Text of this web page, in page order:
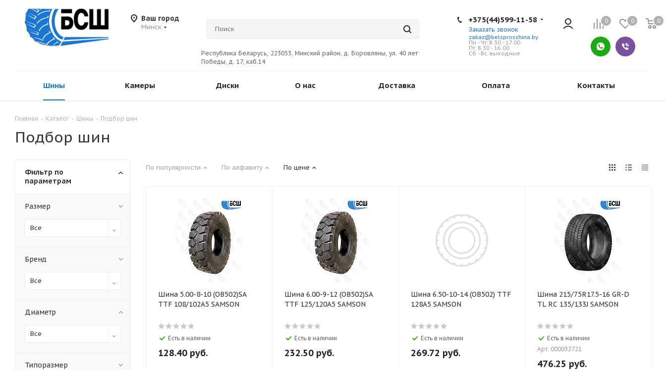
Ваш город
Минск
Республика Беларусь, 223053, Минский район, д. Боровляны, ул. 40 лет
Победы, д. 17, каб.14
0 0 0
+375(44)599-11-58
Заказать звонок
zakaz@belsprosshina.by
Пн - Чт: 8.30 - 17.00
Пт: 8.30 - 16.00
Сб - Вс: выходные
Шины Камеры Диски О нас Доставка Оплата Контакты
Главная - Каталог - Шины - Подбор шин
Подбор шин
По популярности По алфавиту По цене
Шина 5.00-8-10 (ОВ502)SA
TTF 108/102A5 SAMSON
Есть в наличии
128.40 руб.
Шина 6.00-9-12 (ОВ502)SA
TTF 125/120A5 SAMSON
Есть в наличии
232.50 руб.
Шина 6.50-10-14 (OB502) TTF
128A5 SAMSON
Есть в наличии
269.72 руб.
Шина 215/75R17.5-16 GR-D
TL RC 135/133J SAMSON
Есть в наличии
Арт: 000032721
476.25 руб.
Фильтр по
параметрам
Размер
Все
Бренд
Все
Диаметр
Все
Типоразмер